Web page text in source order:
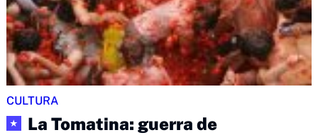
CULTURA
★
La Tomatina: guerra de